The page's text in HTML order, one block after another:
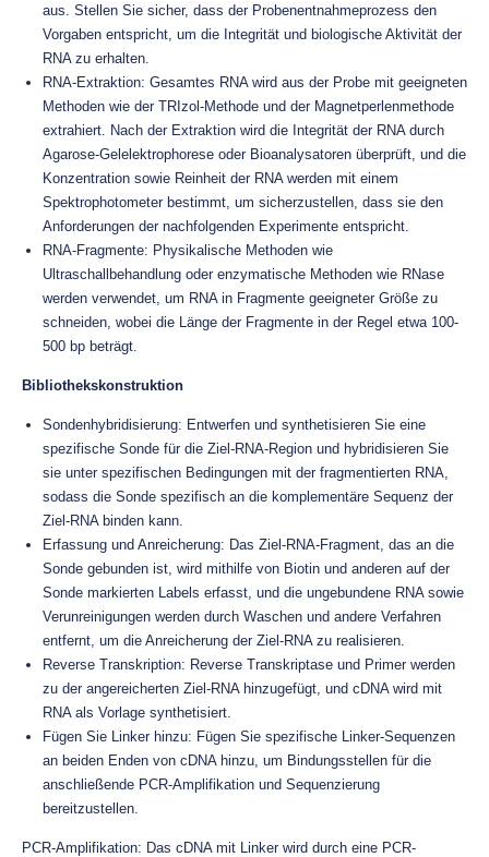
aus. Stellen Sie sicher, dass der Probenentnahmeprozess den
Vorgaben entspricht, um die Integrität und biologische Aktivität der
RNA zu erhalten.
RNA-Extraktion: Gesamtes RNA wird aus der Probe mit geeigneten
Methoden wie der TRIzol-Methode und der Magnetperlenmethode
extrahiert. Nach der Extraktion wird die Integrität der RNA durch
Agarose-Gelelektrophorese oder Bioanalysatoren überprüft, und die
Konzentration sowie Reinheit der RNA werden mit einem
Spektrophotometer bestimmt, um sicherzustellen, dass sie den
Anforderungen der nachfolgenden Experimente entspricht.
RNA-Fragmente: Physikalische Methoden wie
Ultraschallbehandlung oder enzymatische Methoden wie RNase
werden verwendet, um RNA in Fragmente geeigneter Größe zu
schneiden, wobei die Länge der Fragmente in der Regel etwa 100-
500 bp beträgt.
Bibliothekskonstruktion
Sondenhybridisierung: Entwerfen und synthetisieren Sie eine
spezifische Sonde für die Ziel-RNA-Region und hybridisieren Sie
sie unter spezifischen Bedingungen mit der fragmentierten RNA,
sodass die Sonde spezifisch an die komplementäre Sequenz der
Ziel-RNA binden kann.
Erfassung und Anreicherung: Das Ziel-RNA-Fragment, das an die
Sonde gebunden ist, wird mithilfe von Biotin und anderen auf der
Sonde markierten Labels erfasst, und die ungebundene RNA sowie
Verunreinigungen werden durch Waschen und andere Verfahren
entfernt, um die Anreicherung der Ziel-RNA zu realisieren.
Reverse Transkription: Reverse Transkriptase und Primer werden
zu der angereicherten Ziel-RNA hinzugefügt, und cDNA wird mit
RNA als Vorlage synthetisiert.
Fügen Sie Linker hinzu: Fügen Sie spezifische Linker-Sequenzen
an beiden Enden von cDNA hinzu, um Bindungsstellen für die
anschließende PCR-Amplifikation und Sequenzierung
bereitzustellen.
PCR-Amplifikation: Das cDNA mit Linker wird durch eine PCR-